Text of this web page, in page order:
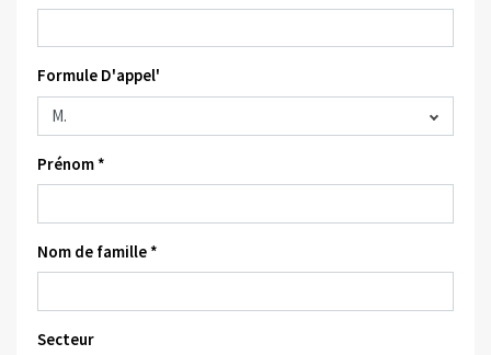
Formule D'appel'
Prénom *
Nom de famille *
Secteur